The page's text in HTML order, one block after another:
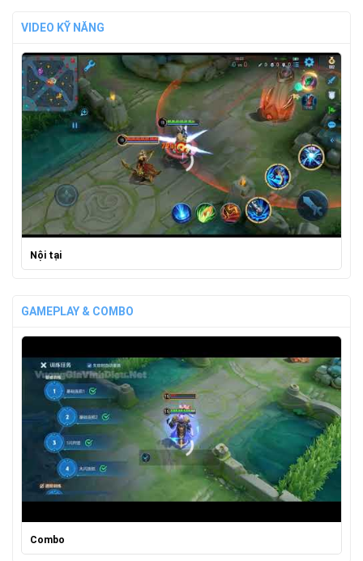
VIDEO KỸ NĂNG
Nội tại
GAMEPLAY & COMBO
Combo